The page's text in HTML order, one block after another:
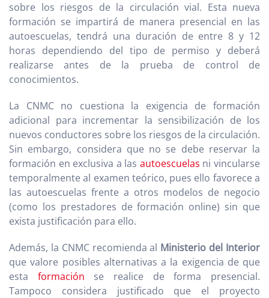
sobre los riesgos de la circulación vial. Esta nueva
formación se impartirá de manera presencial en las
autoescuelas, tendrá una duración de entre 8 y 12
horas dependiendo del tipo de permiso y deberá
realizarse antes de la prueba de control de
conocimientos.
La CNMC no cuestiona la exigencia de formación
adicional para incrementar la sensibilización de los
nuevos conductores sobre los riesgos de la circulación.
Sin embargo, considera que no se debe reservar la
formación en exclusiva a las autoescuelas ni vincularse
temporalmente al examen teórico, pues ello favorece a
las autoescuelas frente a otros modelos de negocio
(como los prestadores de formación online) sin que
exista justificación para ello.
Además, la CNMC recomienda al Ministerio del Interior
que valore posibles alternativas a la exigencia de que
esta formación se realice de forma presencial.
Tampoco considera justificado que el proyecto